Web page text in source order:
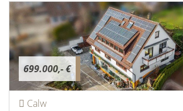
699.000,- €
Calw